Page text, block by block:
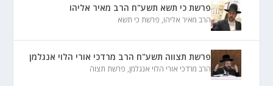
פרשת כי תשא תשע"ח הרב מאיר אליהו
הרב מאיר אליהו, פרשת כי תשא
פרשת תצווה תשע"ח הרב מרדכי אורי הלוי אנגלמן
הרב מרדכי אורי הלוי אנגלמן, פרשת תצוה